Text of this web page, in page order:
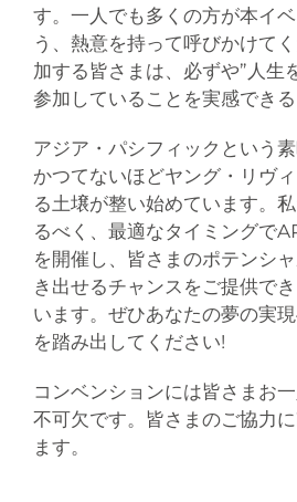
す。一人でも多くの方が本イ
う、熱意を持って呼びかけて
加する皆さまは、必ずや”人生
参加していることを実感でき
アジア・パシフィックという素
かつてないほどヤング・リヴ
る土壌が整い始めています。
るべく、最適なタイミングで
を開催し、皆さまのポテンシ
き出せるチャンスをご提供で
います。ぜひあなたの夢の実
を踏み出してください!
コンベンションには皆さまお
不可欠です。皆さまのご協力
ます。